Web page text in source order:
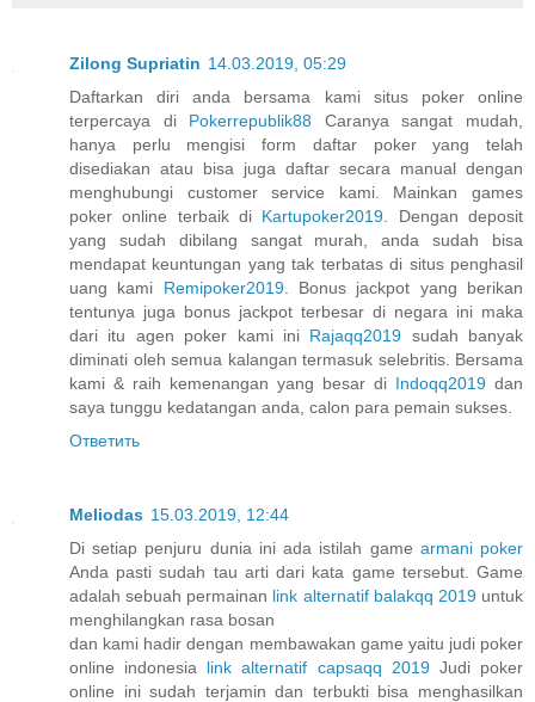
Zilong Supriatin 14.03.2019, 05:29
Daftarkan diri anda bersama kami situs poker online
terpercaya di Pokerrepublik88 Caranya sangat mudah,
hanya perlu mengisi form daftar poker yang telah
disediakan atau bisa juga daftar secara manual dengan
menghubungi customer service kami. Mainkan games
poker online terbaik di Kartupoker2019 . Dengan deposit
yang sudah dibilang sangat murah, anda sudah bisa
mendapat keuntungan yang tak terbatas di situs penghasil
uang kami Remipoker2019. Bonus jackpot yang berikan
tentunya juga bonus jackpot terbesar di negara ini maka
dari itu agen poker kami ini Rajaqq2019 sudah banyak
diminati oleh semua kalangan termasuk selebritis. Bersama
kami & raih kemenangan yang besar di Indoqq2019 dan
saya tunggu kedatangan anda, calon para pemain sukses.
Ответить
Meliodas 15.03.2019, 12:44
Di setiap penjuru dunia ini ada istilah game armani poker
Anda pasti sudah tau arti dari kata game tersebut. Game
adalah sebuah permainan link alternatif balakqq 2019untuk
menghilangkan rasa bosan
dan kami hadir dengan membawakan game yaitu judi poker
online indonesia link alternatif capsaqq 2019Judi poker
online ini sudah terjamin dan terbukti bisa menghasilkan